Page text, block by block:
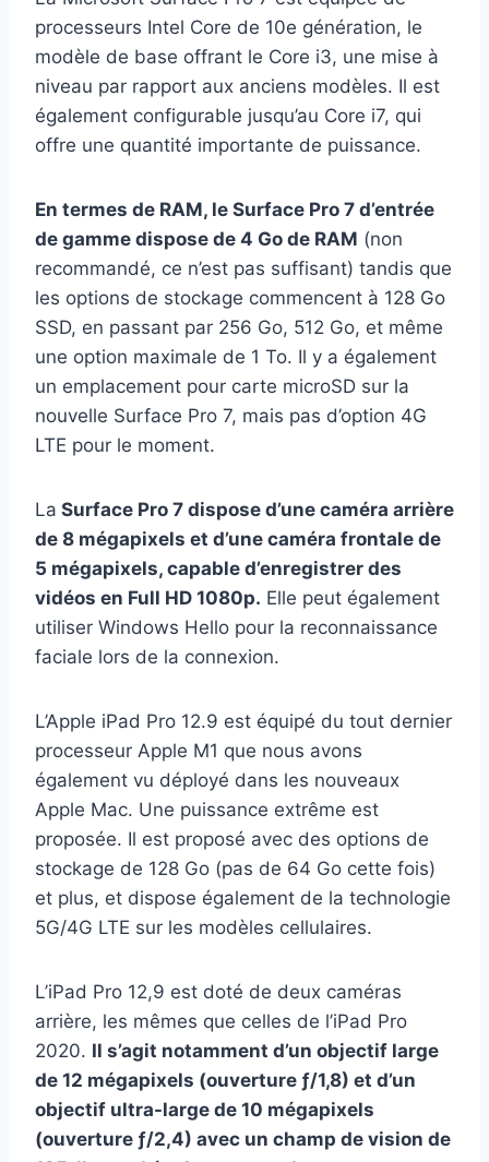
processeurs Intel Core de 10e génération, le
modèle de base offrant le Core i3, une mise à
niveau par rapport aux anciens modèles. Il est
également configurable jusqu’au Core i7, qui
offre une quantité importante de puissance.
En termes de RAM, le Surface Pro 7 d’entrée
de gamme dispose de 4 Go de RAM (non
recommandé, ce n’est pas suffisant) tandis que
les options de stockage commencent à 128 Go
SSD, en passant par 256 Go, 512 Go, et même
une option maximale de 1 To. Il y a également
un emplacement pour carte microSD sur la
nouvelle Surface Pro 7, mais pas d’option 4G
LTE pour le moment.
La Surface Pro 7 dispose d’une caméra arrière
de 8 mégapixels et d’une caméra frontale de
5 mégapixels, capable d’enregistrer des
vidéos en Full HD 1080p. Elle peut également
utiliser Windows Hello pour la reconnaissance
faciale lors de la connexion.
L’Apple iPad Pro 12.9 est équipé du tout dernier
processeur Apple M1 que nous avons
également vu déployé dans les nouveaux
Apple Mac. Une puissance extrême est
proposée. Il est proposé avec des options de
stockage de 128 Go (pas de 64 Go cette fois)
et plus, et dispose également de la technologie
5G/4G LTE sur les modèles cellulaires.
L’iPad Pro 12,9 est doté de deux caméras
arrière, les mêmes que celles de l’iPad Pro
2020. Il s’agit notamment d’un objectif large
de 12 mégapixels (ouverture ƒ/1,8) et d’un
objectif ultra-large de 10 mégapixels
(ouverture ƒ/2,4) avec un champ de vision de